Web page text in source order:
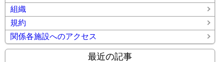
組織
規約
関係各施設へのアクセス
最近の記事